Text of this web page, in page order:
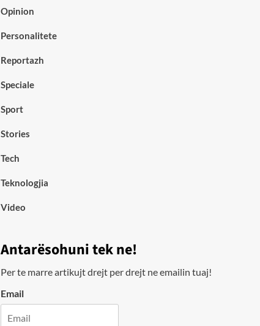
Opinion
Personalitete
Reportazh
Speciale
Sport
Stories
Tech
Teknologjia
Video
Antarësohuni tek ne!
Per te marre artikujt drejt per drejt ne emailin tuaj!
Email